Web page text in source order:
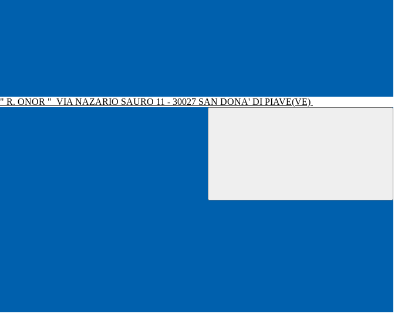
" R. ONOR " VIA NAZARIO SAURO 11 - 30027 SAN DONA' DI PIAVE(VE)